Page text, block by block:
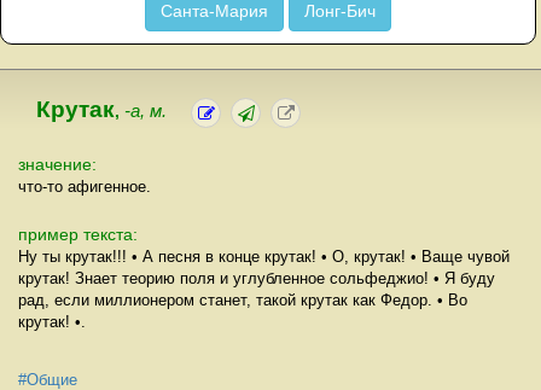
Санта-Мария Лонг-Бич
Крутак, -а, м.
значение:
что-то афигенное.
пример текста:
Ну ты крутак!!! • А песня в конце крутак! • О, крутак! • Ваще чувой
крутак! Знает теорию поля и углубленное сольфеджио! • Я буду
рад, если миллионером станет, такой крутак как Федор. • Во
крутак! •.
#Общие